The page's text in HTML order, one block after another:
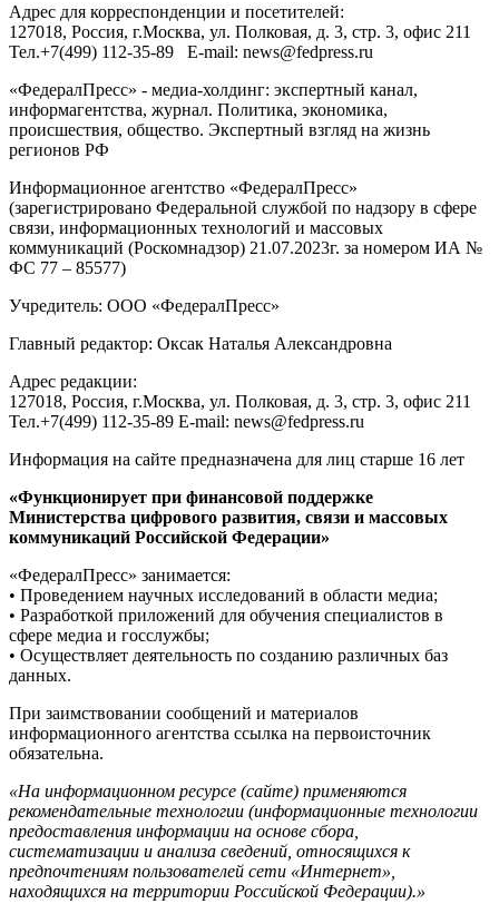
Адрес для корреспонденции и посетителей:
127018, Россия, г.Москва, ул. Полковая, д. 3, стр. 3, офис 211
Тел.+7(499) 112-35-89 E-mail: news@fedpress.ru
«ФедералПресс» - медиа-холдинг: экспертный канал,
информагентства, журнал. Политика, экономика,
происшествия, общество. Экспертный взгляд на жизнь
регионов РФ
Информационное агентство «ФедералПресс»
(зарегистрировано Федеральной службой по надзору в сфере
связи, информационных технологий и массовых
коммуникаций (Роскомнадзор) 21.07.2023г. за номером ИА №
ФС 77 – 85577)
Учредитель: ООО «ФедералПресс»
Главный редактор: Оксак Наталья Александровна
Адрес редакции:
127018, Россия, г.Москва, ул. Полковая, д. 3, стр. 3, офис 211
Тел.+7(499) 112-35-89 E-mail: news@fedpress.ru
Информация на сайте предназначена для лиц старше 16 лет
«Функционирует при финансовой поддержке
Министерства цифрового развития, связи и массовых
коммуникаций Российской Федерации»
«ФедералПресс» занимается:
• Проведением научных исследований в области медиа;
• Разработкой приложений для обучения специалистов в
сфере медиа и госслужбы;
• Осуществляет деятельность по созданию различных баз
данных.
При заимствовании сообщений и материалов
информационного агентства ссылка на первоисточник
обязательна.
«На информационном ресурсе (сайте) применяются
рекомендательные технологии (информационные технологии
предоставления информации на основе сбора,
систематизации и анализа сведений, относящихся к
предпочтениям пользователей сети «Интернет»,
находящихся на территории Российской Федерации).»